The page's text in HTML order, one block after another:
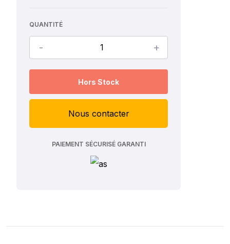
QUANTITÉ
- +
Hors Stock
Nous contacter
PAIEMENT SÉCURISÉ GARANTI